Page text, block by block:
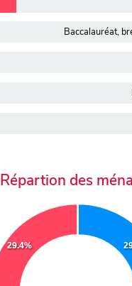
Baccalauréat,
Répartion des
29.4%